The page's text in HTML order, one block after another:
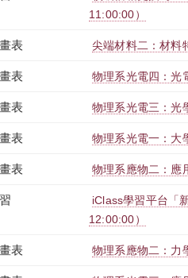
11:00:00）
表 尖端材料二：材料
表 物理系光電四：光
表 物理系光電三：光
表 物理系光電一：大
表 物理系應物二：應
iClass學習平台「
12:00:00）
表 物理系應物二：力